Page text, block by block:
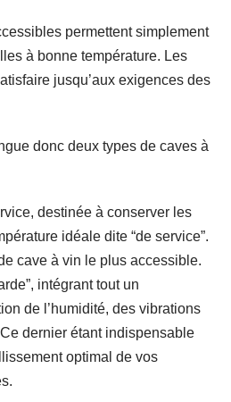
permettent simplement
à bonne température. Les
jusqu’aux exigences des
donc deux types de caves à
destinée à conserver les
idéale dite “de service”.
cave à vin le plus accessible.
intégrant tout un
de l’humidité, des vibrations
dernier étant indispensable
optimal de vos